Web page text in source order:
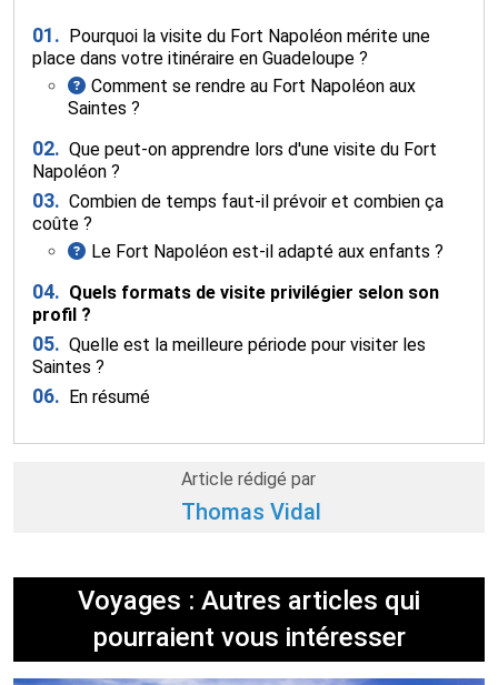
01. Pourquoi la visite du Fort Napoléon mérite une
place dans votre itinéraire en Guadeloupe ?
Comment se rendre au Fort Napoléon aux
Saintes ?
02. Que peut-on apprendre lors d'une visite du Fort
Napoléon ?
03. Combien de temps faut-il prévoir et combien ça
coûte ?
Le Fort Napoléon est-il adapté aux enfants ?
04. Quels formats de visite privilégier selon son
profil ?
05. Quelle est la meilleure période pour visiter les
Saintes ?
06. En résumé
Article rédigé par
Thomas Vidal
Voyages : Autres articles qui
pourraient vous intéresser